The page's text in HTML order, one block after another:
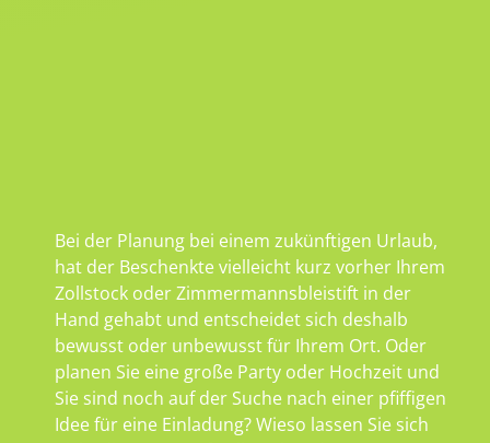
Bei der Planung bei einem zukünftigen Urlaub,
hat der Beschenkte vielleicht kurz vorher Ihrem
Zollstock oder Zimmermannsbleistift in der
Hand gehabt und entscheidet sich deshalb
bewusst oder unbewusst für Ihrem Ort. Oder
planen Sie eine große Party oder Hochzeit und
Sie sind noch auf der Suche nach einer pfiffigen
Idee für eine Einladung? Wieso lassen Sie sich